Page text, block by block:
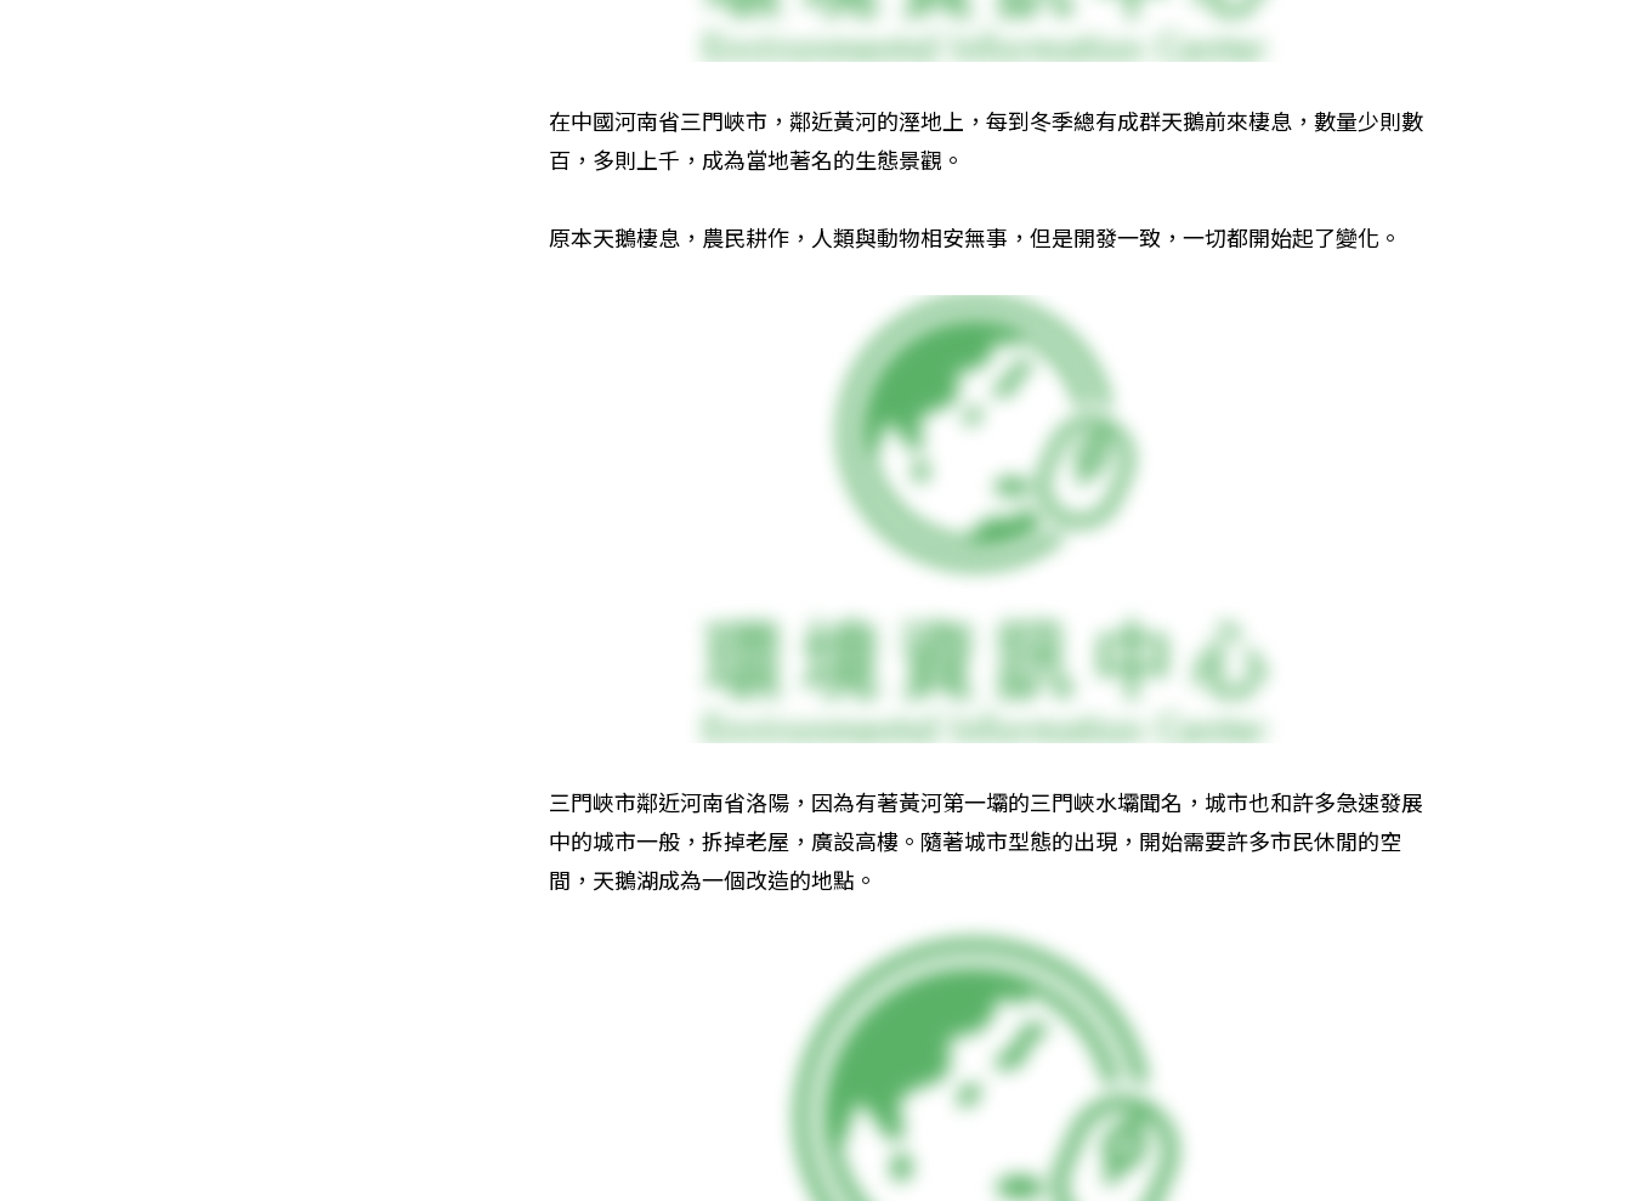
在中國河南省三門峽市，鄰近黃河的溼地上，每到冬季總有成群天鵝前來棲息，數量少則數
百，多則上千，成為當地著名的生態景觀。
原本天鵝棲息，農民耕作，人類與動物相安無事，但是開發一致，一切都開始起了變化。
三門峽市鄰近河南省洛陽，因為有著黃河第一壩的三門峽水壩聞名，城市也和許多急速發展
中的城市一般，拆掉老屋，廣設高樓。隨著城市型態的出現，開始需要許多市民休閒的空
間，天鵝湖成為一個改造的地點。